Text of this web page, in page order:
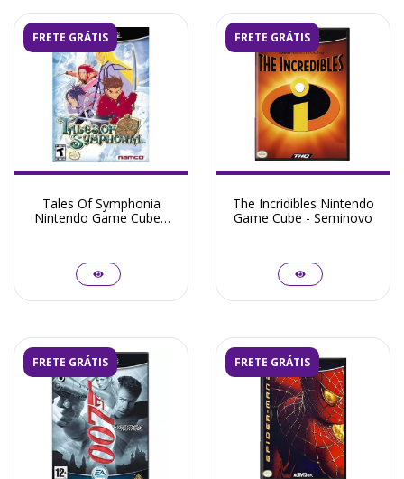
FRETE GRÁTIS
Tales Of Symphonia
Nintendo Game Cube -
FRETE GRÁTIS
The Incridibles Nintendo
Game Cube - Seminovo
FRETE GRÁTIS FRETE GRÁTIS